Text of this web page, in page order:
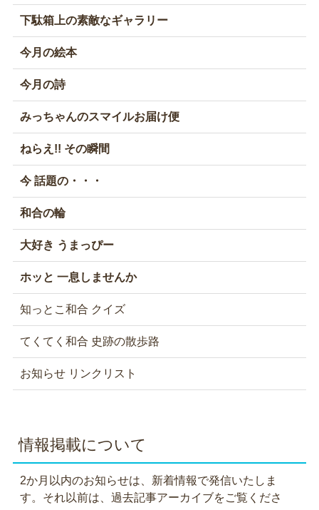
下駄箱上の素敵なギャラリー
今月の絵本
今月の詩
みっちゃんのスマイルお届け便
ねらえ!! その瞬間
今 話題の・・・
和合の輪
大好き うまっぴー
ホッと 一息しませんか
知っとこ和合 クイズ
てくてく和合 史跡の散歩路
お知らせ リンクリスト
情報掲載について
2か月以内のお知らせは、新着情報で発信いたしま
す。それ以前は、過去記事アーカイブをご覧くださ